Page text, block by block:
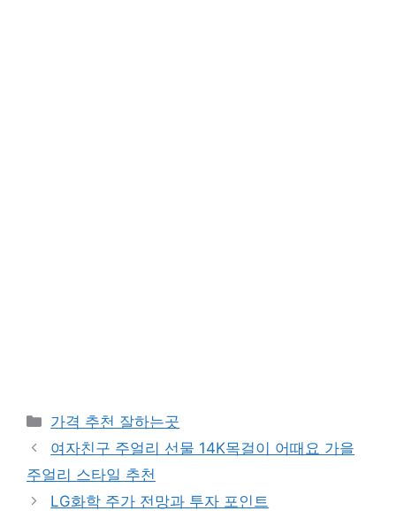
카
테
고
리
가격 추천 잘하는곳
여자친구 주얼리 선물 14K목걸이 어때요 가을
주얼리 스타일 추천
LG화학 주가 전망과 투자 포인트